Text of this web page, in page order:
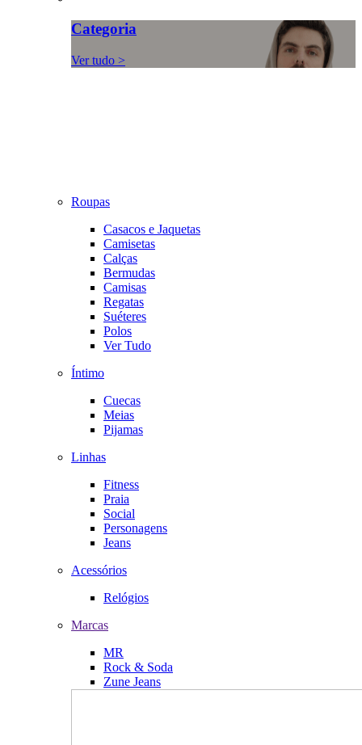
Categoria
Ver tudo >
Roupas
Casacos e Jaquetas
Camisetas
Calças
Bermudas
Camisas
Regatas
Suéteres
Polos
Ver Tudo
Íntimo
Cuecas
Meias
Pijamas
Linhas
Fitness
Praia
Social
Personagens
Jeans
Acessórios
Relógios
Marcas
MR
Rock & Soda
Zune Jeans